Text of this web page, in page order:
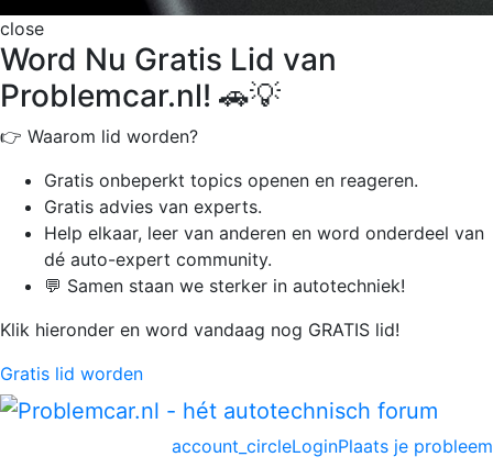
close
Word Nu Gratis Lid van
Problemcar.nl! 🚗💡
👉 Waarom lid worden?
Gratis onbeperkt topics openen en reageren.
Gratis advies van experts.
Help elkaar, leer van anderen en word onderdeel van
dé auto-expert community.
💬 Samen staan we sterker in autotechniek!
Klik hieronder en word vandaag nog GRATIS lid!
Gratis lid worden
Plaats je probleem
account_circleLogin